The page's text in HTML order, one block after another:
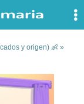
y origen) 👶»